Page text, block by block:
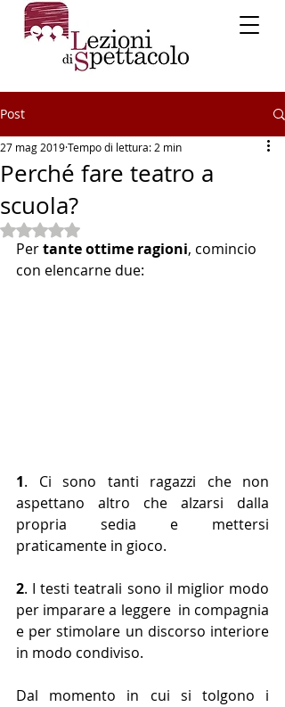
Post
Perché fare teatro a
scuola?
27 mag 2019Tempo di lettura: 2 min
Valutazione NaN stelle su 5.
Per tante ottime ragioni, comincio
con elencarne due:
1. Ci sono tanti ragazzi che non
aspettano altro che alzarsi dalla
propria sedia e mettersi
praticamente in gioco.
2. I testi teatrali sono il miglior modo
per imparare a leggere  in compagnia
e per stimolare un discorso interiore
in modo condiviso.
Dal momento in cui si tolgono i